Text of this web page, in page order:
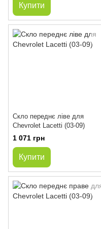
Купити
Скло переднє ліве для
Chevrolet Lacetti (03-09)
1 071 грн
Купити